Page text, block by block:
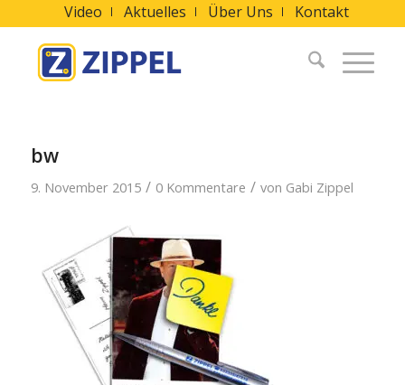
Video Aktuelles Über Uns Kontakt
bw
9. November 2015 / 0 Kommentare / von Gabi Zippel